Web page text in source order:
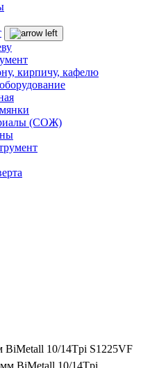
кирпичу, кафелю
(СОЖ)
BiMetall 10/14Tpi S1225VF